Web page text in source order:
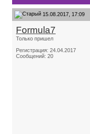
15.08.2017, 17:09
Formula7
Только пришел
Регистрация: 24.04.2017
Сообщений: 20